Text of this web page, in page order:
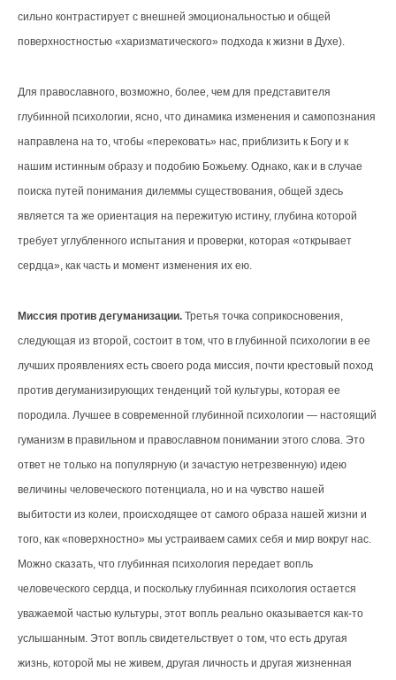
сильно контрастирует с внешней эмоциональностью и общей
поверхностностью «харизматического» подхода к жизни в Духе).
Для православного, возможно, более, чем для представителя
глубинной психологии, ясно, что динамика изменения и самопознания
направлена на то, чтобы «перековать» нас, приблизить к Богу и к
нашим истинным образу и подобию Божьему. Однако, как и в случае
поиска путей понимания дилеммы существования, общей здесь
является та же ориентация на пережитую истину, глубина которой
требует углубленного испытания и проверки, которая «открывает
сердца», как часть и момент изменения их ею.
Миссия против дегуманизации.Третья точка соприкосновения,
следующая из второй, состоит в том, что в глубинной психологии в ее
лучших проявлениях есть своего рода миссия, почти крестовый поход
против дегуманизирующих тенденций той культуры, которая ее
породила. Лучшее в современной глубинной психологии — настоящий
гуманизм в правильном и православном понимании этого слова. Это
ответ не только на популярную (и зачастую нетрезвенную) идею
величины человеческого потенциала, но и на чувство нашей
выбитости из колеи, происходящее от самого образа нашей жизни и
того, как «поверхностно» мы устраиваем самих себя и мир вокруг нас.
Можно сказать, что глубинная психология передает вопль
человеческого сердца, и поскольку глубинная психология остается
уважаемой частью культуры, этот вопль реально оказывается как-то
услышанным. Этот вопль свидетельствует о том, что есть другая
жизнь, которой мы не живем, другая личность и другая жизненная